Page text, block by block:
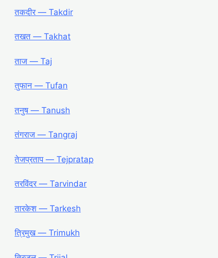
तकदीर ― Takdir
तखत ― Takhat
ताज ― Taj
तुफान ― Tufan
तनुष ― Tanush
तंगराज ― Tangraj
तेजप्रताप ― Tejpratap
तरविंदर ― Tarvindar
तारकेश ― Tarkesh
त्रिमुख ― Trimukh